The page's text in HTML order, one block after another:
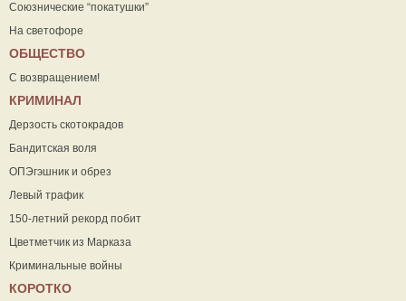
Союзнические “покатушки”
На светофоре
ОБЩЕСТВО
С возвращением!
КРИМИНАЛ
Дерзость скотокрадов
Бандитская воля
ОПЭгэшник и обрез
Левый трафик
150-летний рекорд побит
Цветметчик из Марказа
Криминальные войны
КОРОТКО